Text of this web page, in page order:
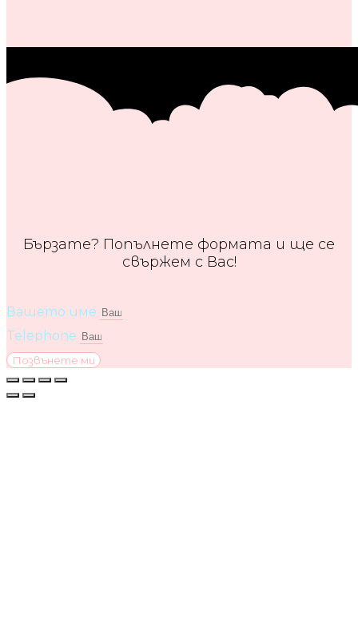
Бързате? Попълнете формата и ще се
свържем с Вас!
Вашето име
Telephone
Позвънете ми